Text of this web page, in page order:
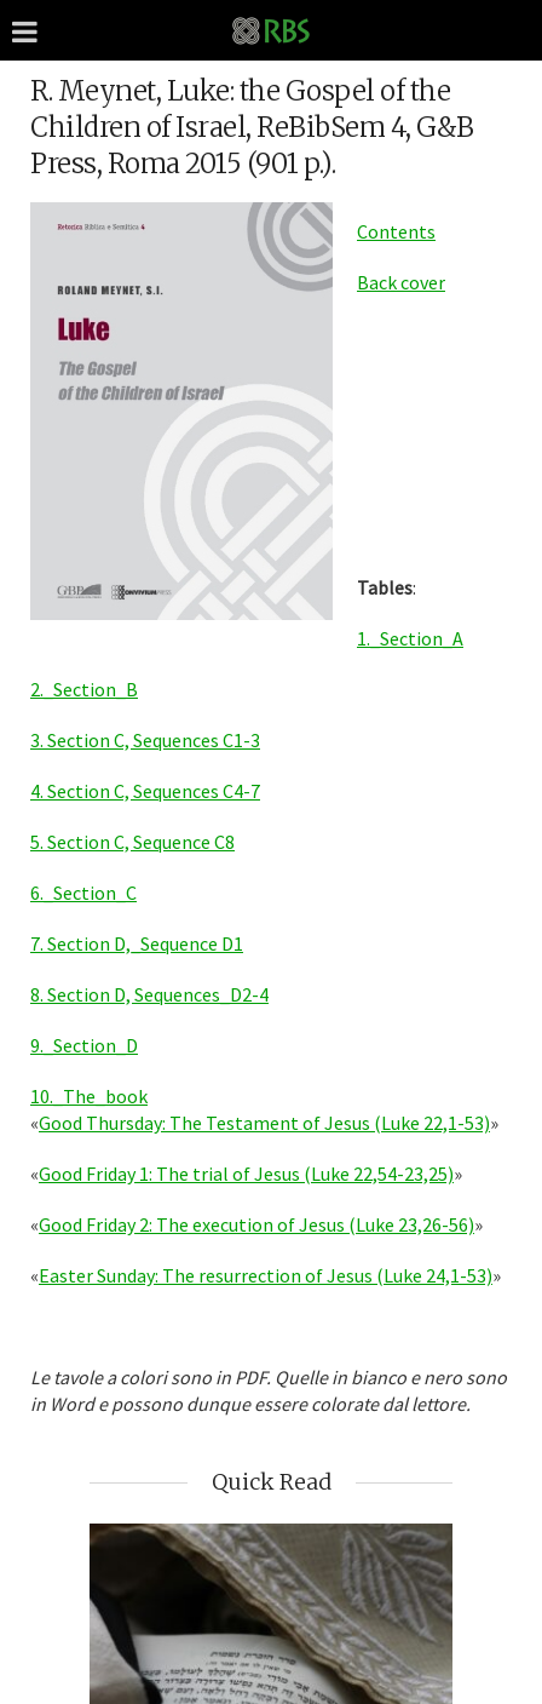
R. Meynet, Luke: the Gospel of the
Children of Israel, ReBibSem 4, G&B
Press, Roma 2015 (901 p.).
Contents
Back cover
Tables:
1._Section_A
2._Section_B
3. Section C, Sequences C1-3
4. Section C, Sequences C4-7
5. Section C, Sequence C8
6._Section_C
7. Section D,_Sequence D1
8. Section D, Sequences_D2-4
9._Section_D
10._The_book
«Good Thursday: The Testament of Jesus (Luke 22,1-53)»
«Good Friday 1: The trial of Jesus (Luke 22,54-23,25)»
«Good Friday 2: The execution of Jesus (Luke 23,26-56)»
«Easter Sunday: The resurrection of Jesus (Luke 24,1-53)»
Le tavole a colori sono in PDF. Quelle in bianco e nero sono
in Word e possono dunque essere colorate dal lettore.
Quick Read